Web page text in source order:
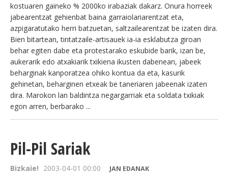
kostuaren gaineko % 2000ko irabaziak dakarz. Onura horreek
jabearentzat gehienbat baina garraiolariarentzat eta,
azpigaratutako herri batzuetan, saltzailearentzat be izaten dira.
Bien bitartean, tintatzaile-artisauek ia-ia esklabutza giroan
behar egiten dabe eta protestarako eskubide barik, izan be,
aukerarik edo atxakiarik txikiena ikusten dabenean, jabeek
beharginak kanporatzea ohiko kontua da eta, kasurik
gehinetan, beharginen etxeak be taneriaren jabeenak izaten
dira. Marokon lan baldintza negargarriak eta soldata txikiak
egon arren, berbarako ...
Pil-Pil Sariak
Bizkaie! 2003-04-01 00:00 JAN EDANAK